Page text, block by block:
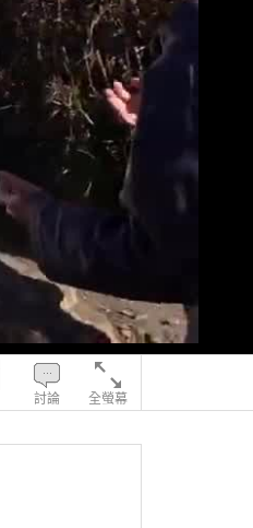
討論 全螢幕